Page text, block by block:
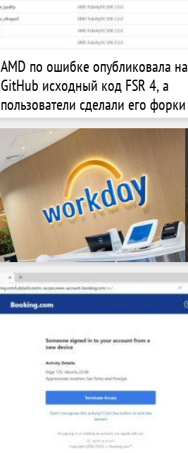
AMD по ошибке опубликовала на
GitHub исходный код FSR 4, а
пользователи сделали его форки